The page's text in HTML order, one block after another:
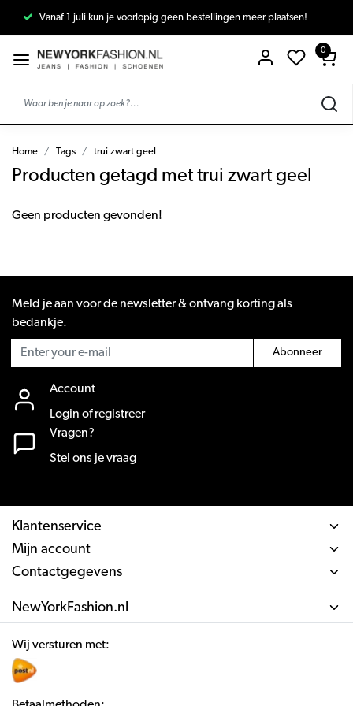
Vanaf 1 juli kun je voorlopig geen bestellingen meer plaatsen!
0
Home Tags trui zwart geel
Producten getagd met trui zwart geel
Geen producten gevonden!
Meld je aan voor de newsletter & ontvang korting als
bedankje.
Abonneer
Account
Login of registreer
Vragen?
Stel ons je vraag
Klantenservice
Mijn account
Contactgegevens
NewYorkFashion.nl
Wij versturen met: